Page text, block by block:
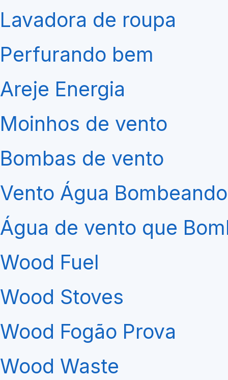
Lavadora de roupa
Perfurando bem
Areje Energia
Moinhos de vento
Bombas de vento
Vento Água Bombeando
Água de vento que
Wood Fuel
Wood Stoves
Wood Fogão Prova
Wood Waste